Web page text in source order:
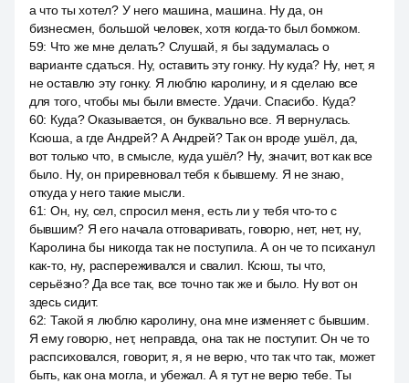
а что ты хотел? У него машина, машина. Ну да, он
бизнесмен, большой человек, хотя когда-то был бомжом.
59: Что же мне делать? Слушай, я бы задумалась о
варианте сдаться. Ну, оставить эту гонку. Ну куда? Ну, нет, я
не оставлю эту гонку. Я люблю каролину, и я сделаю все
для того, чтобы мы были вместе. Удачи. Спасибо. Куда?
60: Куда? Оказывается, он буквально все. Я вернулась.
Ксюша, а где Андрей? А Андрей? Так он вроде ушёл, да,
вот только что, в смысле, куда ушёл? Ну, значит, вот как все
было. Ну, он приревновал тебя к бывшему. Я не знаю,
откуда у него такие мысли.
61: Он, ну, сел, спросил меня, есть ли у тебя что-то с
бывшим? Я его начала отговаривать, говорю, нет, нет, ну,
Каролина бы никогда так не поступила. А он че то психанул
как-то, ну, распереживался и свалил. Ксюш, ты что,
серьёзно? Да все так, все точно так же и было. Ну вот он
здесь сидит.
62: Такой я люблю каролину, она мне изменяет с бывшим.
Я ему говорю, нет, неправда, она так не поступит. Он че то
распсиховался, говорит, я, я не верю, что так что так, может
быть, как она могла, и убежал. А я тут не верю тебе. Ты